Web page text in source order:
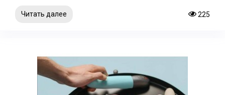
Читать далее 225